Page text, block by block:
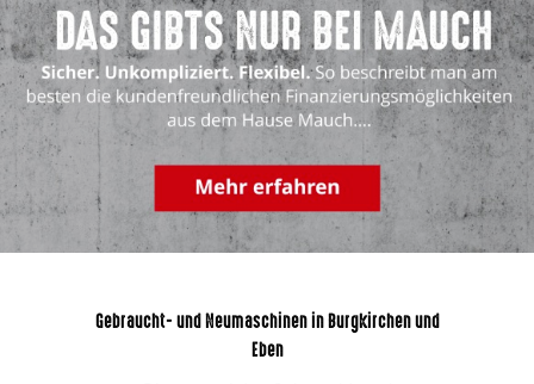
Gebraucht- und Neumaschinen in Burgkirchen und
Eben